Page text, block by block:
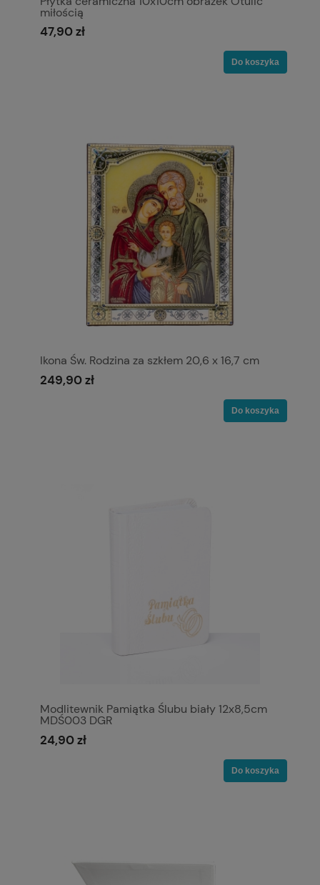
miłością
47,90 zł
Do koszyka
Ikona Św. Rodzina za szkłem 20,6 x 16,7 cm
249,90 zł
Do koszyka
Modlitewnik Pamiątka Ślubu biały 12x8,5cm
MDŚ003 DGR
24,90 zł
Do koszyka